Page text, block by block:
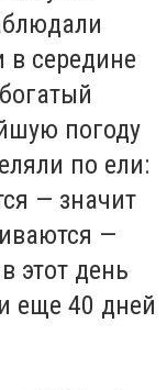
в середине
погоду
по ели:
— значит
—
этот день
еще 40 дней